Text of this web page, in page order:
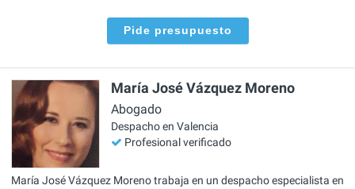
Pide presupuesto
María José Vázquez Moreno
Abogado
Despacho en Valencia
Profesional verificado
María José Vázquez Moreno trabaja en un despacho especialista en